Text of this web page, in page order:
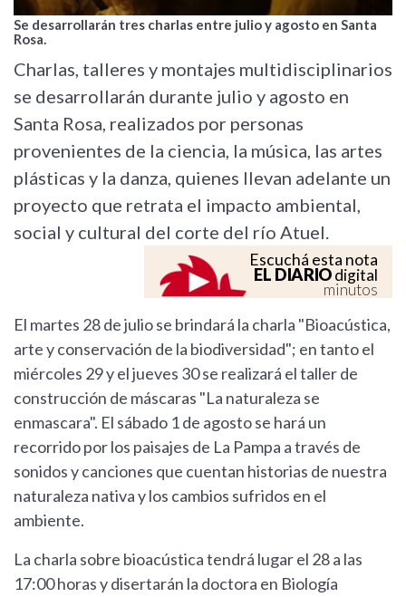
Se desarrollarán tres charlas entre julio y agosto en Santa
Rosa.
Charlas, talleres y montajes multidisciplinarios
se desarrollarán durante julio y agosto en
Santa Rosa, realizados por personas
provenientes de la ciencia, la música, las artes
plásticas y la danza, quienes llevan adelante un
proyecto que retrata el impacto ambiental,
social y cultural del corte del río Atuel.
Escuchá esta nota
EL DIARIOdigital
minutos
El martes 28 de julio se brindará la charla "Bioacústica,
arte y conservación de la biodiversidad"; en tanto el
miércoles 29 y el jueves 30 se realizará el taller de
construcción de máscaras "La naturaleza se
enmascara". El sábado 1 de agosto se hará un
recorrido por los paisajes de La Pampa a través de
sonidos y canciones que cuentan historias de nuestra
naturaleza nativa y los cambios sufridos en el
ambiente.
La charla sobre bioacústica tendrá lugar el 28 a las
17:00 horas y disertarán la doctora en Biología